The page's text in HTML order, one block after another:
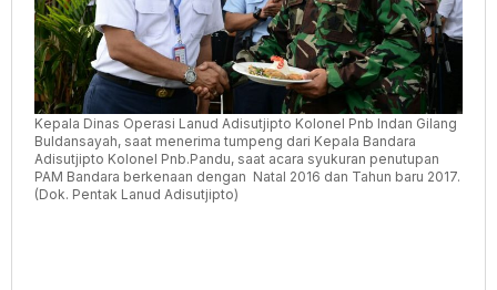
Kepala Dinas Operasi Lanud Adisutjipto Kolonel Pnb Indan Gilang
Buldansayah, saat menerima tumpeng dari Kepala Bandara
Adisutjipto Kolonel Pnb.Pandu, saat acara syukuran penutupan
PAM Bandara berkenaan dengan Natal 2016 dan Tahun baru 2017.
(Dok. Pentak Lanud Adisutjipto)